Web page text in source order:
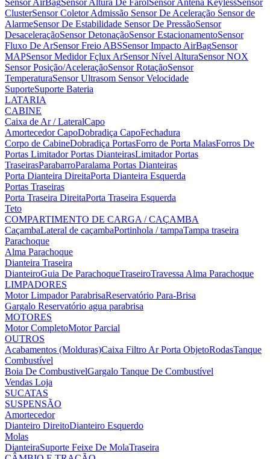
ClusterSensor Coletor Admissão Sensor De Aceleração Sensor de
AlarmeSensor De Estabilidade Sensor De PressãoSensor
DesaceleraçãoSensor DetonaçãoSensor EstacionamentoSensor
Fluxo De ArSensor Freio ABSSensor Impacto AirBagSensor
MAPSensor Medidor Fçlux ArSensor Nível AlturaSensor NOX
Sensor Posição/AceleraçãoSensor RotaçãoSensor
TemperaturaSensor Ultrasom Sensor Velocidade
SuporteSuporte Bateria
LATARIA
CABINE
Caixa de Ar / LateralCapo
Amortecedor CapoDobradiça CapoFechadura
Corpo de CabineDobradiça PortasForro de Porta MalasForros De
Portas Limitador Portas DianteirasLimitador Portas
TraseirasParabarroParalama Portas Dianteiras
Porta Dianteira DireitaPorta Dianteira Esquerda
Portas Traseiras
Porta Traseira DireitaPorta Traseira Esquerda
Teto
COMPARTIMENTO DE CARGA / CAÇAMBA
CaçambaLateral de caçambaPortinhola / tampaTampa traseira
Parachoque
Alma Parachoque
Dianteira Traseira
DianteiroGuia De ParachoqueTraseiroTravessa Alma Parachoque
LIMPADORES
Motor Limpador ParabrisaReservatório Para-Brisa
Gargalo Reservatório agua parabrisa
MOTORES
Motor CompletoMotor Parcial
OUTROS
Acabamentos (Molduras)Caixa Filtro ArPorta ObjetoRodasTanque
Combustível
Boia De CombustivelGargalo Tanque De Combustível
Vendas Loja
SUCATAS
SUSPENSÃO
Amortecedor
Dianteiro DireitoDianteiro Esquerdo
Molas
DianteiraSuporte Feixe De MolaTraseira